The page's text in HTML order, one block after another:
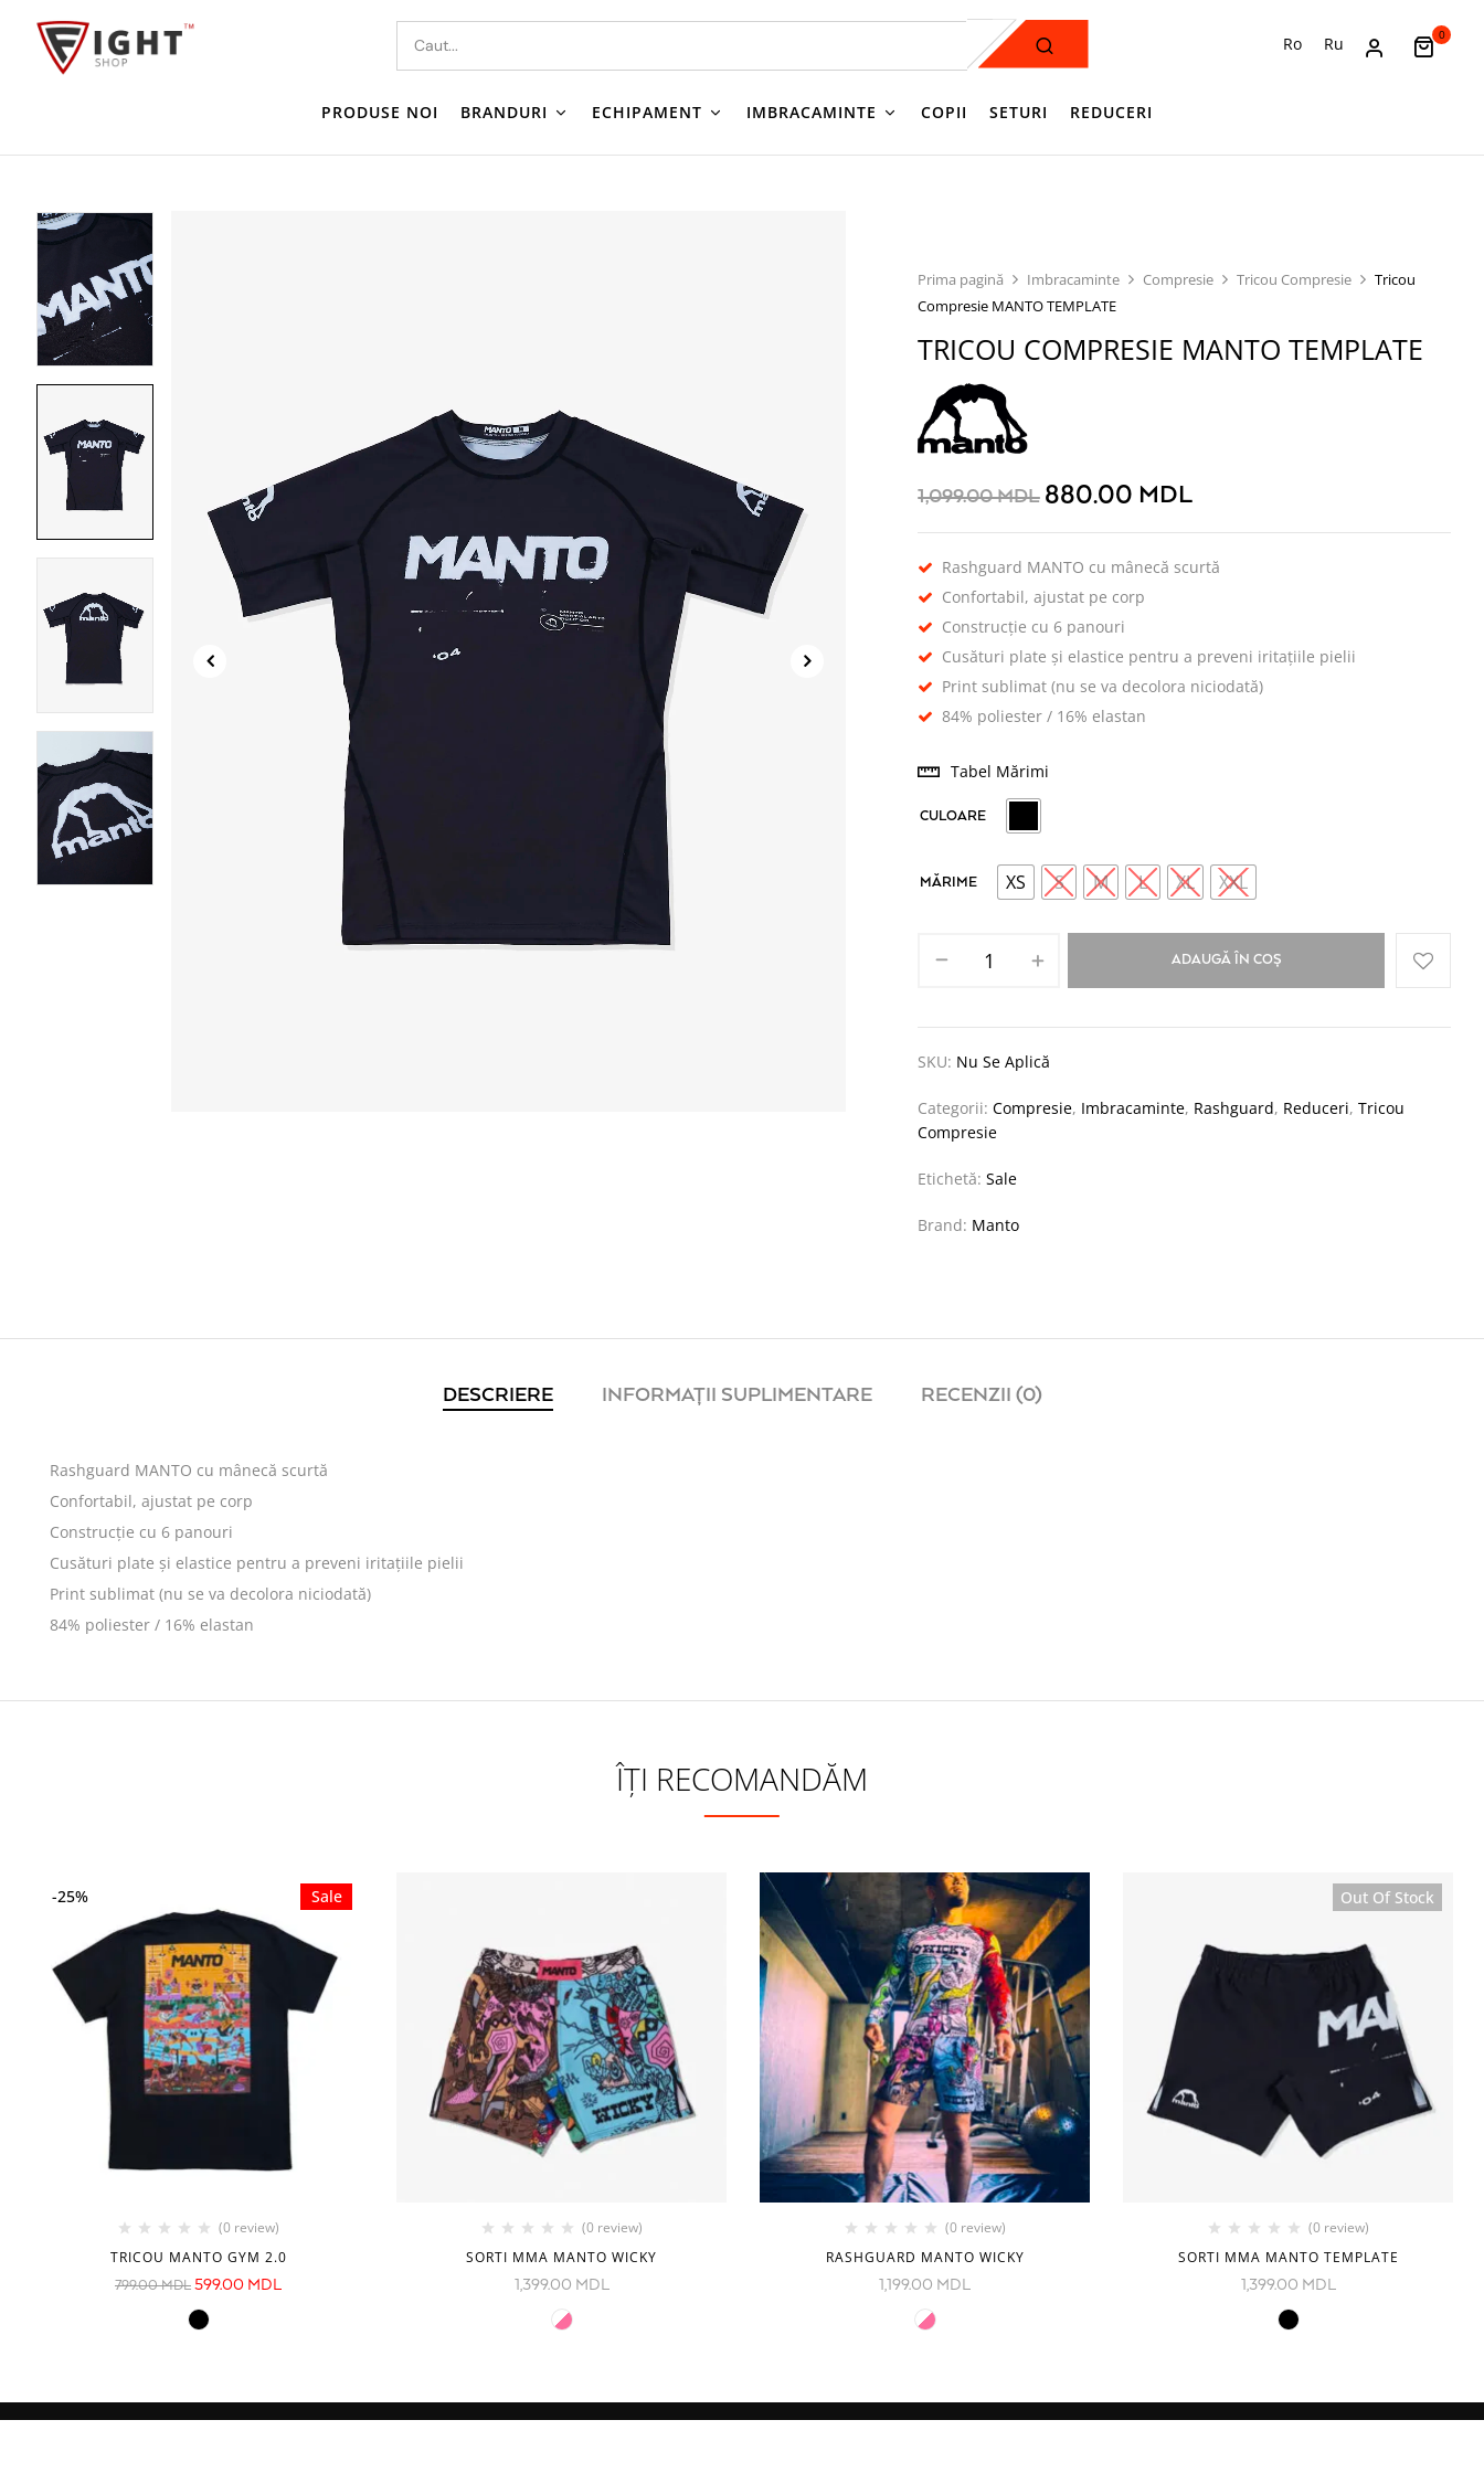
Ro Ru 0
PRODUSE NOI BRANDURI ECHIPAMENT IMBRACAMINTE COPII SETURI REDUCERI
Prima pagină Imbracaminte Compresie Tricou Compresie
Tricou
Compresie MANTO TEMPLATE
TRICOU COMPRESIE MANTO TEMPLATE
1,099.00MDL 880.00 MDL
Rashguard MANTO cu mânecă scurtă
Confortabil, ajustat pe corp
Construcție cu 6 panouri
Cusături plate și elastice pentru a preveni iritațiile pielii
Print sublimat (nu se va decolora niciodată)
84% poliester / 16% elastan
Tabel Mărimi
CULOARE
MĂRIME XS S M L XL XXL
ADAUGĂ ÎN COȘ
SKU: Nu Se Aplică
Categorii:Compresie, Imbracaminte, Rashguard, Reduceri,Tricou
Compresie
Etichetă:Sale
Brand: Manto
DESCRIERE INFORMAȚII SUPLIMENTARE RECENZII (0)
Rashguard MANTO cu mânecă scurtă
Confortabil, ajustat pe corp
Construcție cu 6 panouri
Cusături plate și elastice pentru a preveni iritațiile pielii
Print sublimat (nu se va decolora niciodată)
84% poliester / 16% elastan
ÎȚI RECOMANDĂM
Sale
-25%
(0 review)
TRICOU MANTO GYM 2.0
799.00MDL 599.00 MDL
(0 review)
SORTI MMA MANTO WICKY
1,399.00 MDL
(0 review)
RASHGUARD MANTO WICKY
1,199.00 MDL
Out Of Stock
(0 review)
SORTI MMA MANTO TEMPLATE
1,399.00 MDL